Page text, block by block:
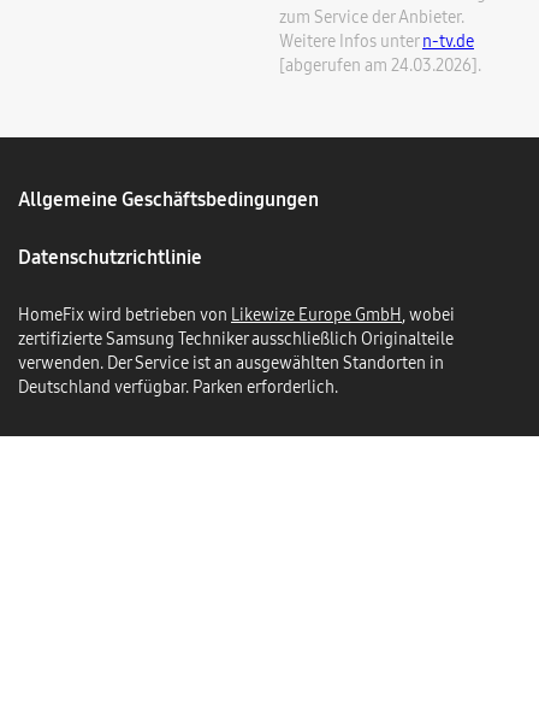
zum Service der Anbieter.
Weitere Infos untern-tv.de
[abgerufen am 24.03.2026].
Allgemeine Geschäftsbedingungen
Datenschutzrichtlinie
HomeFix wird betrieben von Likewize Europe GmbH, wobei
zertifizierte Samsung Techniker ausschließlich Originalteile
verwenden. Der Service ist an ausgewählten Standorten in
Deutschland verfügbar. Parken erforderlich.